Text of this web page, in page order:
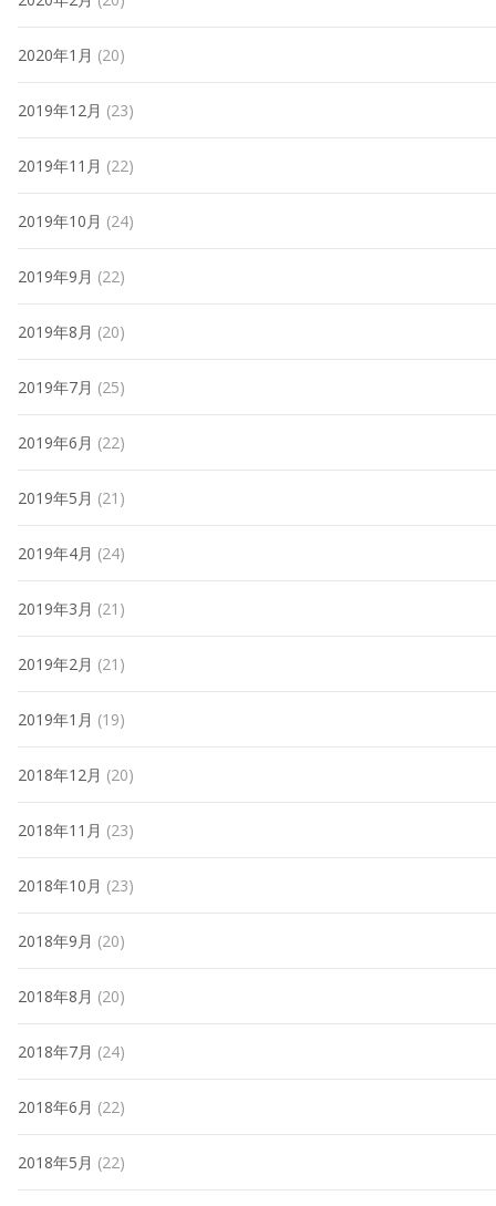
2020年1月 (20)
2019年12月 (23)
2019年11月 (22)
2019年10月 (24)
2019年9月 (22)
2019年8月 (20)
2019年7月 (25)
2019年6月 (22)
2019年5月 (21)
2019年4月 (24)
2019年3月 (21)
2019年2月 (21)
2019年1月 (19)
2018年12月 (20)
2018年11月 (23)
2018年10月 (23)
2018年9月 (20)
2018年8月 (20)
2018年7月 (24)
2018年6月 (22)
2018年5月 (22)